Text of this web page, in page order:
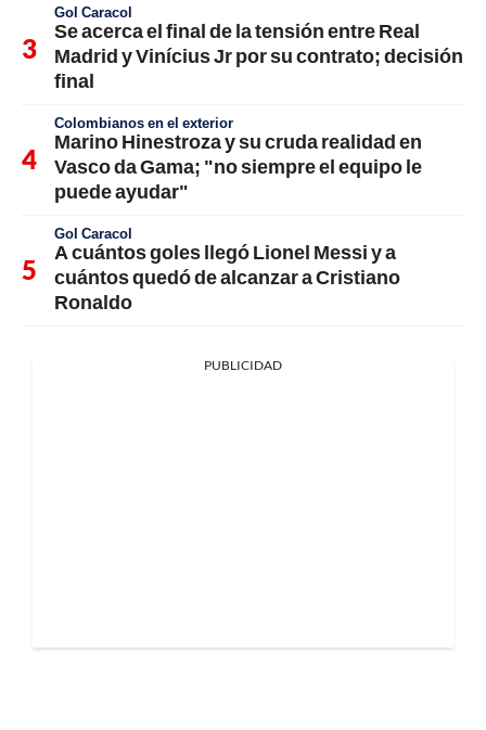
Gol Caracol
Se acerca el final de la tensión entre Real
Madrid y Vinícius Jr por su contrato; decisión
final
Colombianos en el exterior
Marino Hinestroza y su cruda realidad en
Vasco da Gama; "no siempre el equipo le
puede ayudar"
Gol Caracol
A cuántos goles llegó Lionel Messi y a
cuántos quedó de alcanzar a Cristiano
Ronaldo
PUBLICIDAD